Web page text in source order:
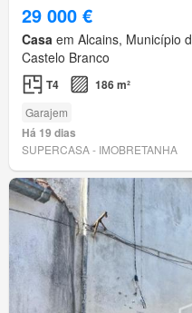
29 000 €
Casa em Alcains, Município
Castelo Branco
T4 186 m²
Garajem
Há 19 dias
SUPERCASA - IMOBRETANHA